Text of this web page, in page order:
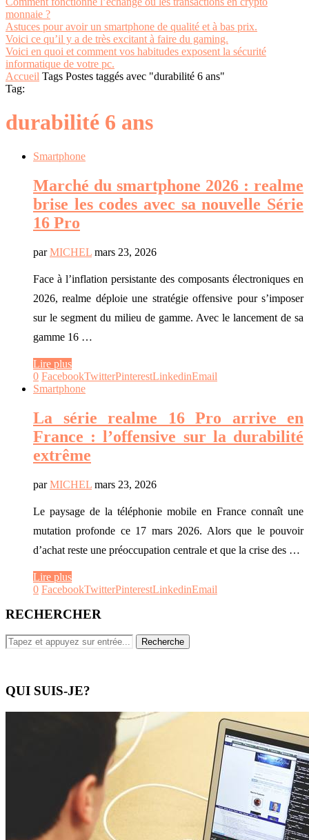
monnaie ?
Astuces pour avoir un smartphone de qualité et à bas prix.
Voici ce qu’il y a de très excitant à faire du gaming.
Voici en quoi et comment vos habitudes exposent la sécurité
informatique de votre pc.
Accueil Tags Postes taggés avec "durabilité 6 ans"
Tag:
durabilité 6 ans
Smartphone
Marché du smartphone 2026 : realme
brise les codes avec sa nouvelle Série
16 Pro
parMICHEL mars 23, 2026
Face à l’inflation persistante des composants électroniques en
2026, realme déploie une stratégie offensive pour s’imposer
sur le segment du milieu de gamme. Avec le lancement de sa
gamme 16 …
Lire plus
0 FacebookTwitterPinterestLinkedinEmail
Smartphone
La série realme 16 Pro arrive en
France : l’offensive sur la durabilité
extrême
parMICHEL mars 23, 2026
Le paysage de la téléphonie mobile en France connaît une
mutation profonde ce 17 mars 2026. Alors que le pouvoir
d’achat reste une préoccupation centrale et que la crise des …
Lire plus
0 FacebookTwitterPinterestLinkedinEmail
RECHERCHER
QUI SUIS-JE?